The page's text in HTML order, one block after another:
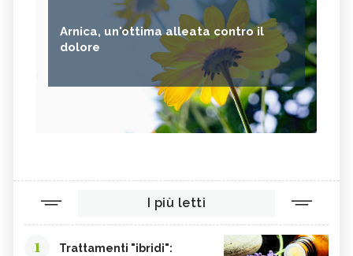
Arnica, un'ottima alleata contro il
dolore
I più letti
1
Trattamenti "ibridi":